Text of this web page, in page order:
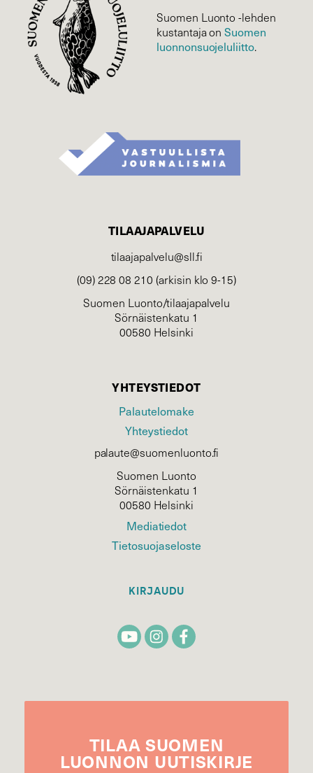
Suomen Luonto -lehden
kustantaja onSuomen
luonnonsuojelu­liitto.
TILAAJAPALVELU
tilaajapalvelu@sll.fi
(09) 228 08 210 (arkisin klo 9-15)
Suomen Luonto/tilaajapalvelu
Sörnäistenkatu 1
00580 Helsinki
YHTEYSTIEDOT
Palautelomake
Yhteystiedot
palaute@suomenluonto.fi
Suomen Luonto
Sörnäistenkatu 1
00580 Helsinki
Mediatiedot
Tietosuojaseloste
KIRJAUDU
TILAA SUOMEN
LUONNON UUTIS­KIRJE